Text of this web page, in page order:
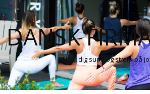
DANSK
Hold dig sund og stærk på